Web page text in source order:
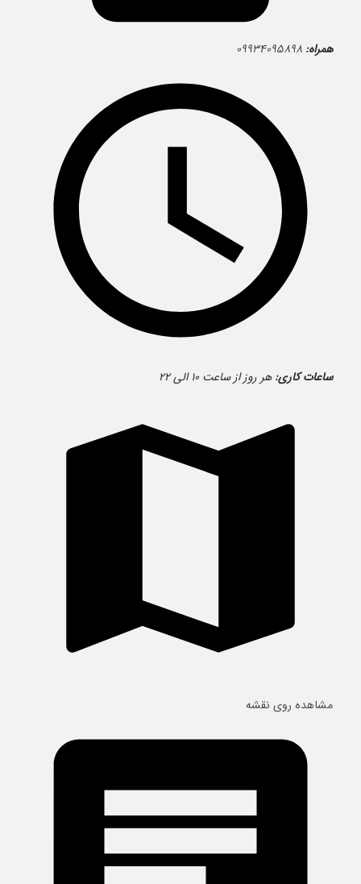
همراه: ۰۹۹۳۴۰۹۵۸۹۸
ساعات کاری: هر روز از ساعت ۱۰ الی ۲۲
مشاهده روی نقشه